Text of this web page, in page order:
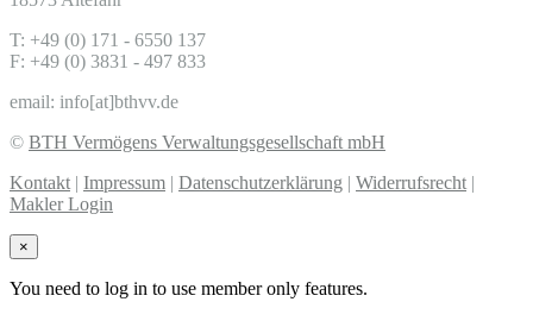
T: +49 (0) 171 - 6550 137
F: +49 (0) 3831 - 497 833
email: info[at]bthvv.de
© BTH Vermögens Verwaltungsgesellschaft mbH
Kontakt | Impressum | Datenschutzerklärung | Widerrufsrecht |
Makler Login
×
You need to log in to use member only features.